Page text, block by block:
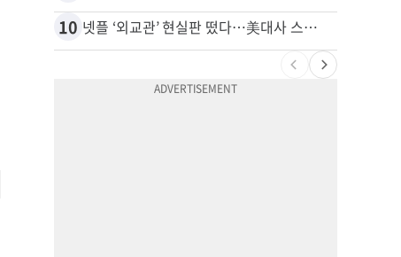
10 넷플 ‘외교관’ 현실판 떴다…美대사 스틸 지키는 ‘신 스틸러’